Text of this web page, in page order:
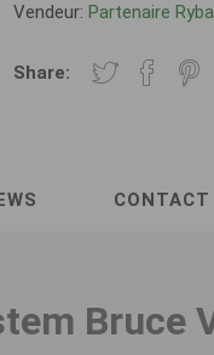
Vendeur: Partenaire
Share:
CONTACT
Bruce